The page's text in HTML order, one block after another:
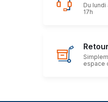
Du
17h
espace